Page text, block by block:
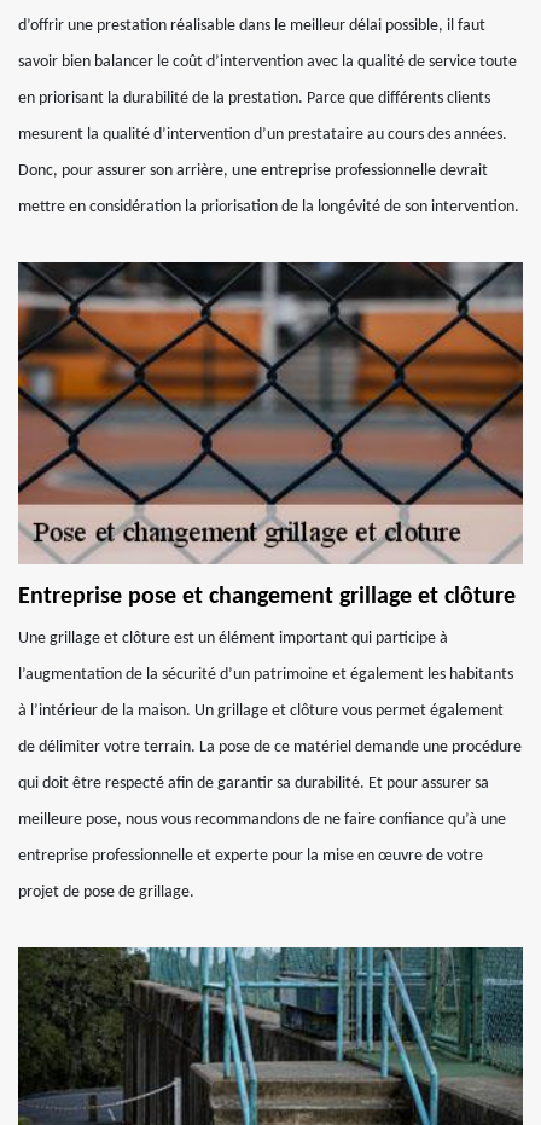
d’offrir une prestation réalisable dans le meilleur délai possible, il faut
savoir bien balancer le coût d’intervention avec la qualité de service toute
en priorisant la durabilité de la prestation. Parce que différents clients
mesurent la qualité d’intervention d’un prestataire au cours des années.
Donc, pour assurer son arrière, une entreprise professionnelle devrait
mettre en considération la priorisation de la longévité de son intervention.
Entreprise pose et changement grillage et clôture
Une grillage et clôture est un élément important qui participe à
l’augmentation de la sécurité d’un patrimoine et également les habitants
à l’intérieur de la maison. Un grillage et clôture vous permet également
de délimiter votre terrain. La pose de ce matériel demande une procédure
qui doit être respecté afin de garantir sa durabilité. Et pour assurer sa
meilleure pose, nous vous recommandons de ne faire confiance qu’à une
entreprise professionnelle et experte pour la mise en œuvre de votre
projet de pose de grillage.